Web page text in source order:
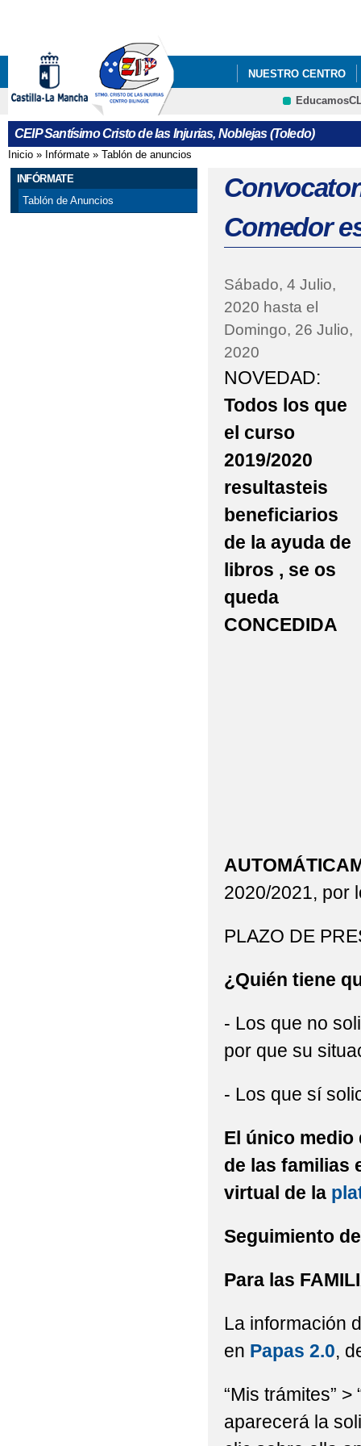
NUESTRO CENTRO
#CODEWEEK 2025
ABIERTO EL PLAZO
ABIERTO PLAZO DE
ABIERTO PROCESO
ABIERTO PROCESO
ACREDITACIÓN
AULA DEL FUTURO
AYUDA BECA
AYUDAS EN
ABIERTO PERIODO
ADMISIÓN DE
BAREMACIÓN
CALENDARIO
CAMPEONATO
CONVOCATORIA DE
CALENDARIO
CONVOCATORIA DE
DÍA DE LAS
ENGLISH DAY 2024
ERASMUS +
ERASMUS DAYS 2024
ERASMUS DAYS :
ERASMUS PLUS
ERASMUSDAYS 2025
EDUCACIÓN PRIMARIA
UN PROYECTO DE
CRFP
CEIP Santísimo Cristo de las Injurias, Noblejas (Toledo)
Se encuentra usted aquí
Inicio » Infórmate » Tablón de anuncios
INFÓRMATE
Tablón de Anuncios
Comedor
Sábado, 4 Julio,
2020 hasta el
Domingo, 26 Julio,
2020
NOVEDAD:
Todos los que
el curso
2019/2020
resultasteis
beneficiarios
de la ayuda de
libros , se os
queda
CONCEDIDA
2020/2021, por
PLAZO DE
¿Quién tiene
- Los que no
por que su
- Los que sí
El único
de las familias
virtual de la
Seguimiento
Para las
La información
en Papas 2.0,
“Mis trámites” >
aparecerá la